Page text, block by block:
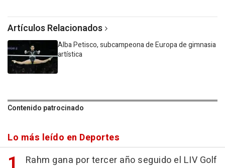
Artículos Relacionados
Alba Petisco, subcampeona de Europa de gimnasia
artística
Contenido patrocinado
Lo más leído en Deportes
Rahm gana por tercer año seguido el LIV Golf